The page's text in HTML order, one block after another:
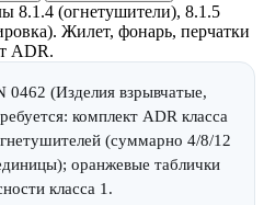
(огнетушители), 8.1.5
Жилет, фонарь, перчатки
ADR.
0462 (Изделия взрывчатые,
комплект ADR класса
(суммарно 4/8/12
оранжевые таблички
класса 1.